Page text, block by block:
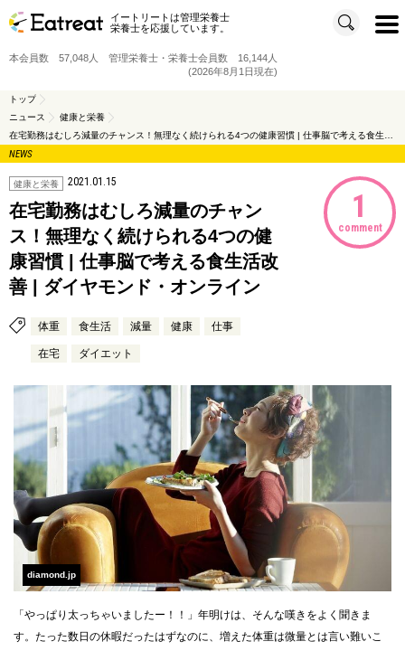
イートリートは管理栄養士
栄養士を応援しています。
t
o
t
i
本会員数 57,048人 管理栄養士・栄養士会員数 16,144人
(2026年8月1日現在)
トップ
ニュース
健康と栄養
NEWS
健康と栄養 2021.01.15
在宅勤務はむしろ減量のチャン
ス！無理なく続けられる4つの健
康習慣 | 仕事脳で考える食生活改
善 | ダイヤモンド・オンライン
体重 食生活 減量 健康 仕事
在宅 ダイエット
1
comment
diamond.jp
「やっぱり太っちゃいましたー！！」年明けは、そんな嘆きをよく聞きま
す。たった数日の休暇だったはずなのに、増えた体重は微量とは言い難いこ